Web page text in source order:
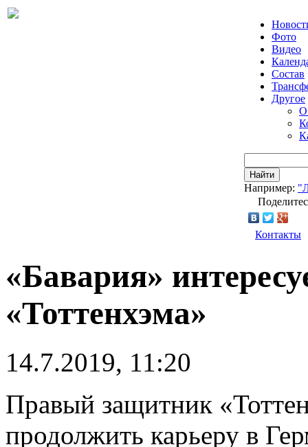
Фото
Видео
Состав
Другое
О
Найти
Например:
Контакты
«Бавария»
«Тоттенхэма»
14.7.2019, 11:20
Правый защитник
продолжить карьеру в